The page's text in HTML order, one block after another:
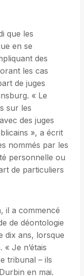
que les
en se
des
les cas
de juges
« Le
sur les
des juges
», a écrit
nommés par les
personnelle ou
de particuliers
il a commencé
de déontologie
dix ans, lorsque
Je n’étais
tribunal – ils
en mai.